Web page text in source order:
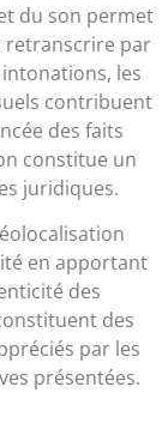
du son permet
retranscrire par
intonations, les
contribuent
des faits
constitue un
juridiques.
en apportant
des
des
par les
présentées.